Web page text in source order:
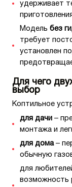
удерживает
Модель без
требует
установлен
Для чего
выбор
Коптильное
для дачи –
монтажа и
для дома–
обычную
для
возможность